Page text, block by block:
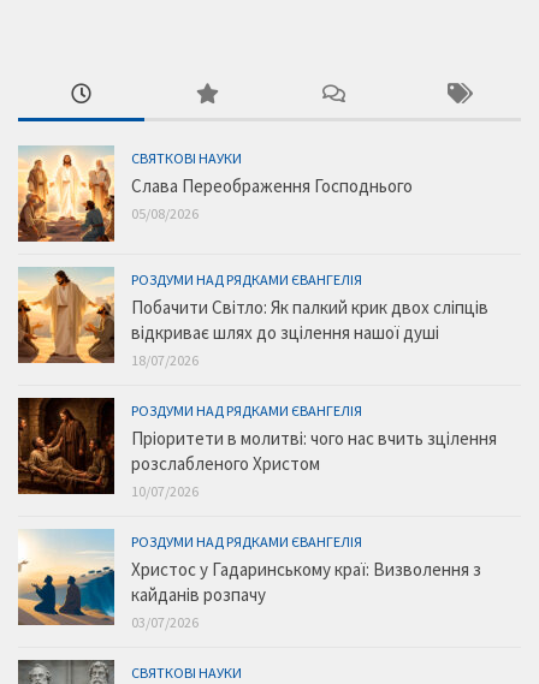
СВЯТКОВІ НАУКИ
Слава Переображення Господнього
05/08/2026
РОЗДУМИ НАД РЯДКАМИ ЄВАНГЕЛІЯ
Побачити Світло: Як палкий крик двох сліпців
відкриває шлях до зцілення нашої душі
18/07/2026
РОЗДУМИ НАД РЯДКАМИ ЄВАНГЕЛІЯ
Пріоритети в молитві: чого нас вчить зцілення
розслабленого Христом
10/07/2026
РОЗДУМИ НАД РЯДКАМИ ЄВАНГЕЛІЯ
Христос у Гадаринському краї: Визволення з
кайданів розпачу
03/07/2026
СВЯТКОВІ НАУКИ